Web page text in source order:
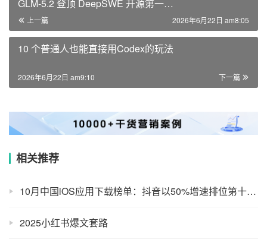
GLM-5.2 登顶 DeepSWE 开源第一…
上一篇 2026年6月22日 am8:05
10 个普通人也能直接用Codex的玩法
下一篇
2026年6月22日 am9:10
相关推荐
10月中国iOS应用下载榜单：抖音以50%增速排位第十，王者荣耀仍稳居第一
2025小红书爆文套路